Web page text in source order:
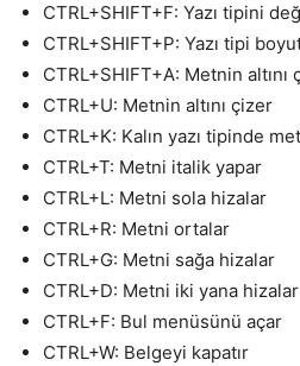
CTRL+SHIFT+F: Yazı tipini
CTRL+SHIFT+P: Yazı tipi
CTRL+SHIFT+A: Metnin altını
CTRL+U: Metnin altını çizer
CTRL+K: Kalın yazı tipinde
CTRL+T: Metni italik yapar
CTRL+L: Metni sola hizalar
CTRL+R: Metni ortalar
CTRL+G: Metni sağa hizalar
CTRL+D: Metni iki yana hizalar
CTRL+F: Bul menüsünü açar
CTRL+W: Belgeyi kapatır